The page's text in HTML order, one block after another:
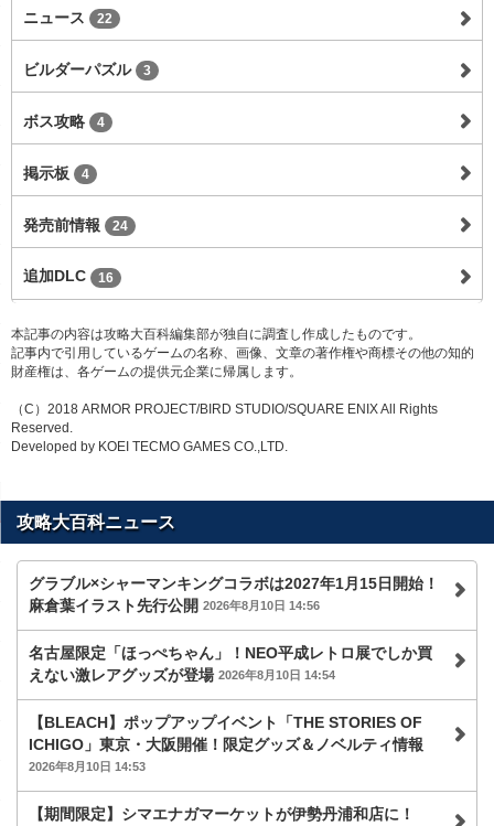
ニュース 22
ビルダーパズル 3
ボス攻略 4
掲示板 4
発売前情報 24
追加DLC 16
本記事の内容は攻略大百科編集部が独自に調査し作成したものです。
記事内で引用しているゲームの名称、画像、文章の著作権や商標その他の知的
財産権は、各ゲームの提供元企業に帰属します。
（C）2018 ARMOR PROJECT/BIRD STUDIO/SQUARE ENIX All Rights
Reserved.
Developed by KOEI TECMO GAMES CO.,LTD.
攻略大百科ニュース
グラブル×シャーマンキングコラボは2027年1月15日開始！
麻倉葉イラスト先行公開 2026年8月10日 14:56
名古屋限定「ほっぺちゃん」！NEO平成レトロ展でしか買
えない激レアグッズが登場 2026年8月10日 14:54
【BLEACH】ポップアップイベント「THE STORIES OF
ICHIGO」東京・大阪開催！限定グッズ＆ノベルティ情報
2026年8月10日 14:53
【期間限定】シマエナガマーケットが伊勢丹浦和店に！